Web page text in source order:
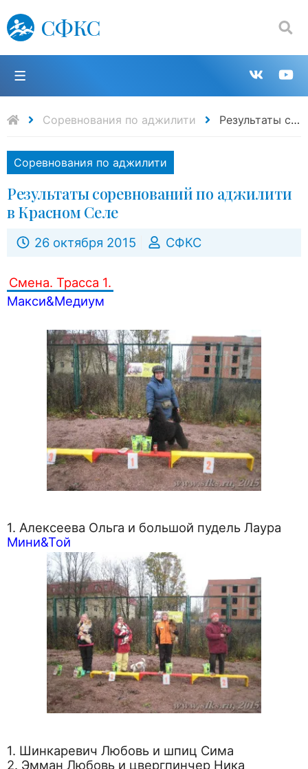
СФКС
Поиск:
в
Соревнования по аджилити Результаты соревнований по аджилити в Красном Селе
Соревнования по аджилити
Результаты соревнований по аджилити
в Красном Селе
26 октября 2015 СФКС
Смена. Трасса 1.
Макси&Медиум
1. Алексеева Ольга и большой пудель Лаура
Мини&Той
1. Шинкаревич Любовь и шпиц Сима
2. Эмман Любовь и цвергпинчер Ника